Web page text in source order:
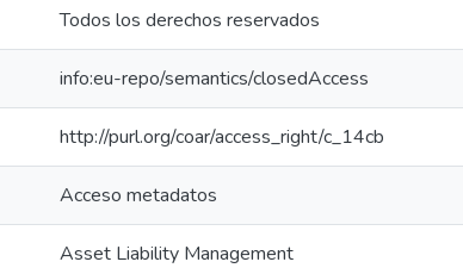
Todos los derechos reservados
info:eu-repo/semantics/closedAccess
http://purl.org/coar/access_right/c_14cb
Acceso metadatos
Asset Liability Management